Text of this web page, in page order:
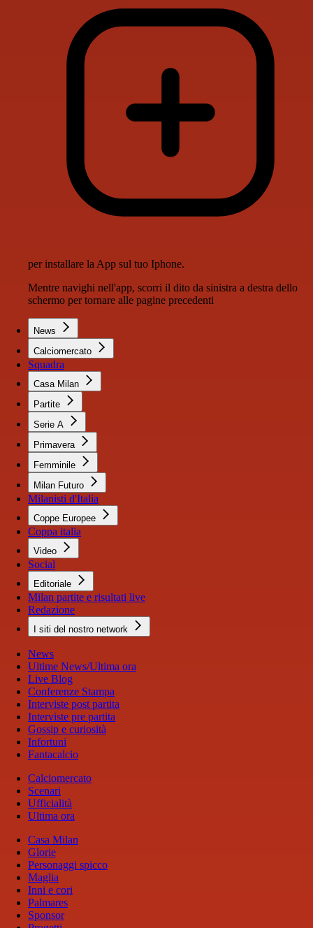
per installare la App sul tuo Iphone.
Mentre navighi nell'app, scorri il dito da sinistra a destra dello
schermo per tornare alle pagine precedenti
News
Calciomercato
Squadra
Casa Milan
Partite
Serie A
Primavera
Femminile
Milan Futuro
Milanisti d'Italia
Coppe Europee
Coppa italia
Video
Social
Editoriale
Milan partite e risultati live
Redazione
I siti del nostro network
News
Ultime News/Ultima ora
Live Blog
Conferenze Stampa
Interviste post partita
Interviste pre partita
Gossip e curiosità
Infortuni
Fantacalcio
Calciomercato
Scenari
Ufficialità
Ultima ora
Casa Milan
Glorie
Personaggi spicco
Maglia
Inni e cori
Palmares
Sponsor